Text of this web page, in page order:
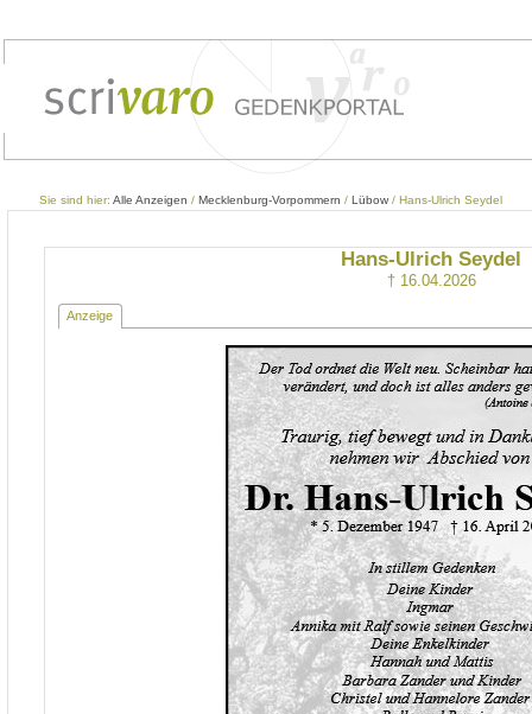
Sie sind hier: Alle Anzeigen / Mecklenburg-Vorpommern / Lübow / Hans-Ulrich Seydel
Hans-Ulrich Seydel
† 16.04.2026
Anzeige